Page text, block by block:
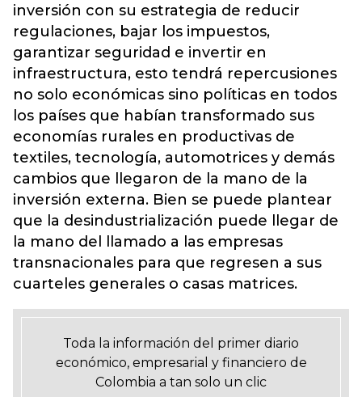
inversión con su estrategia de reducir
regulaciones, bajar los impuestos,
garantizar seguridad e invertir en
infraestructura, esto tendrá repercusiones
no solo económicas sino políticas en todos
los países que habían transformado sus
economías rurales en productivas de
textiles, tecnología, automotrices y demás
cambios que llegaron de la mano de la
inversión externa. Bien se puede plantear
que la desindustrialización puede llegar de
la mano del llamado a las empresas
transnacionales para que regresen a sus
cuarteles generales o casas matrices.
Toda la información del primer diario
económico, empresarial y financiero de
Colombia a tan solo un clic